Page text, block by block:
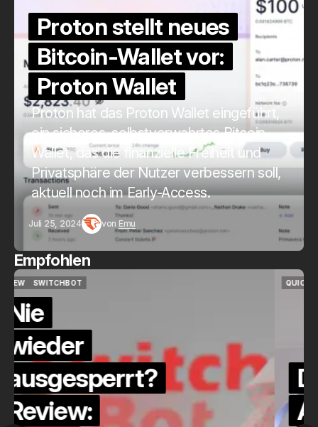
Proton stellt neues
Bitcoin-Wallet vor:
Proton Wallet
Proton hat das Proton Wallet eingeführt,
ein sicheres, selbstverwahrtes Bitcoin-
Wallet, das die finanzielle Freiheit und
Privatsphäre der Nutzer verbessern soll,
aktuell noch im Early-Access.
Juli 25, 2024 von Emu
Empfohlen
QUICKCHECK
Die Alexa-
Alternative?